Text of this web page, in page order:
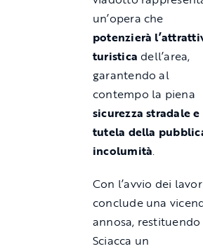
un’opera che
potenzierà
turistica dell’area,
garantendo al
contempo la piena
sicurezza stradale e
tutela della
incolumità.
Con l’avvio dei
conclude una
annosa, restituendo
Sciacca un